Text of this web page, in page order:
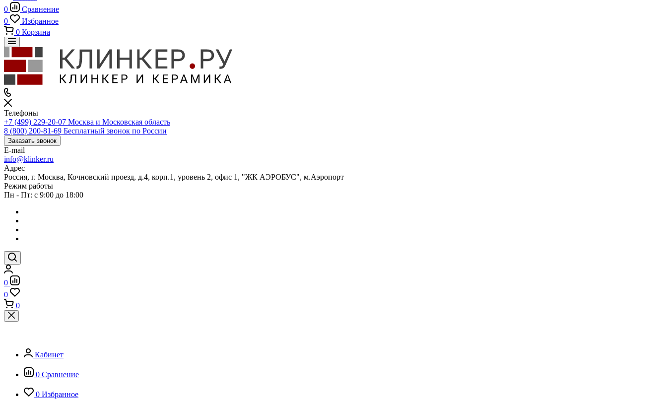
0
Сравнение
0
Избранное
0 Корзина
Телефоны
+7 (499) 229-20-07 Москва и Московская область
8 (800) 200-81-69 Бесплатный звонок по России
Заказать звонок
E-mail
info@klinker.ru
Адрес
Россия, г. Москва, Кочновский проезд, д.4, корп.1, уровень 2, офис 1, "ЖК АЭРОБУС", м.Аэропорт
Режим работы
Пн - Пт: с 9:00 до 18:00
0
0
0
Кабинет
0 Сравнение
0 Избранное